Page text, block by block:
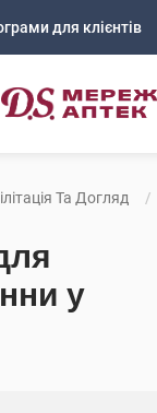
для клієнтів
Та Догляд
у